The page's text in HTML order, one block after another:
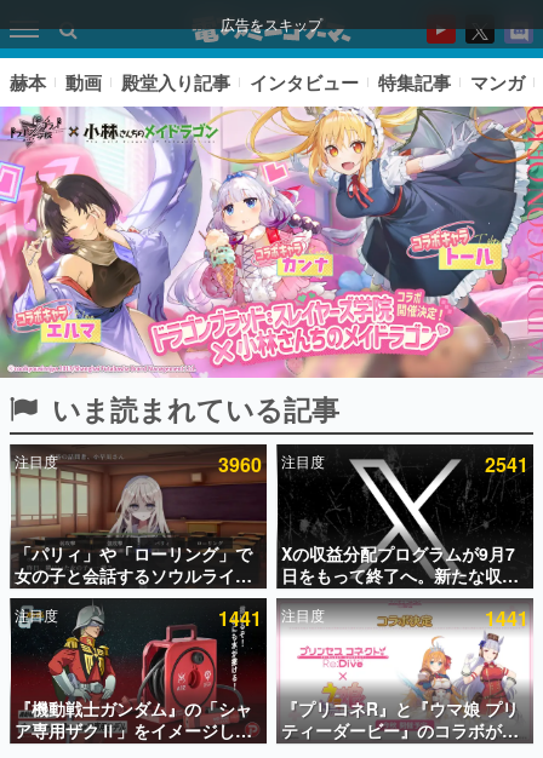
広告をスキップ
ピックアップ
電ファミのいま読まれている記事ランキング
アプリセール情報
インタビュー
連載・特集一覧
殿堂入り記事
SNS拡散数が数千以上！ ページビュー数万以上！ などな
ど。多くの人々に読まれた、電ファミ渾身の“殿堂入り”記
事をまとめました。
赫本 動画 殿堂入り記事 インタビュー 特集記事 マンガ
いま読まれている記事
注目度 3960
「パリィ」や「ローリング」で
女の子と会話するソウルライク
恋愛ゲーム『小早川さんはソウ
ルライク』無料公開。返事に失
敗すると「YOU DIED」
注目度 2541
Xの収益分配プログラムが9月7
日をもって終了へ。新たな収益
化制度「Original Content
Rewards Program」を発表
注目度 1441
『機動戦士ガンダム』の「シャ
ア専用ザクⅡ」をイメージした
散水ホースリールが予約開始。
注目度 1441
『プリコネR』と『ウマ娘 プリ
ティーダービー』のコラボが決
定！“最大170連無料”の8.5周年